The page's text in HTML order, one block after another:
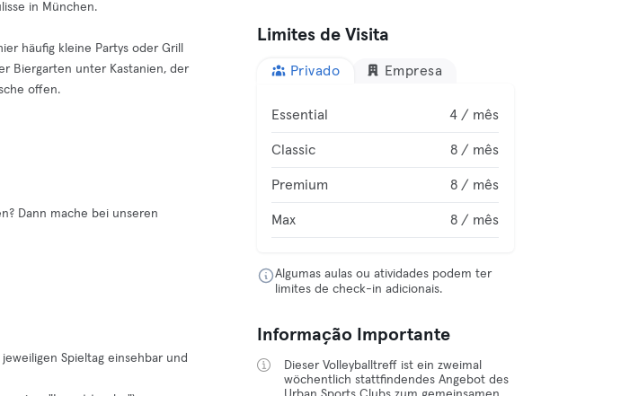
in München.
häufig kleine Partys oder Grill
Biergarten unter Kastanien, der
offen.
Dann mache bei unseren
Spieltag einsehbar und
Limites de Visita
Privado Empresa
Essential 4 / mês
Classic 8 / mês
Premium 8 / mês
Max 8 / mês
Algumas aulas ou atividades podem ter
limites de check-in adicionais.
Informação Importante
Dieser Volleyballtreff ist ein zweimal
wöchentlich stattfindendes Angebot des